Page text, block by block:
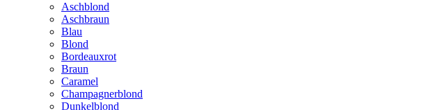
Aschblond
Aschbraun
Blau
Blond
Bordeauxrot
Braun
Caramel
Champagnerblond
Dunkelblond